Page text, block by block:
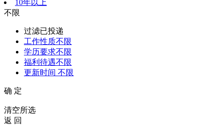
10年以上
不限
过滤已投递
工作性质不限
学历要求不限
福利待遇不限
更新时间 不限
确 定
清空所选
返 回